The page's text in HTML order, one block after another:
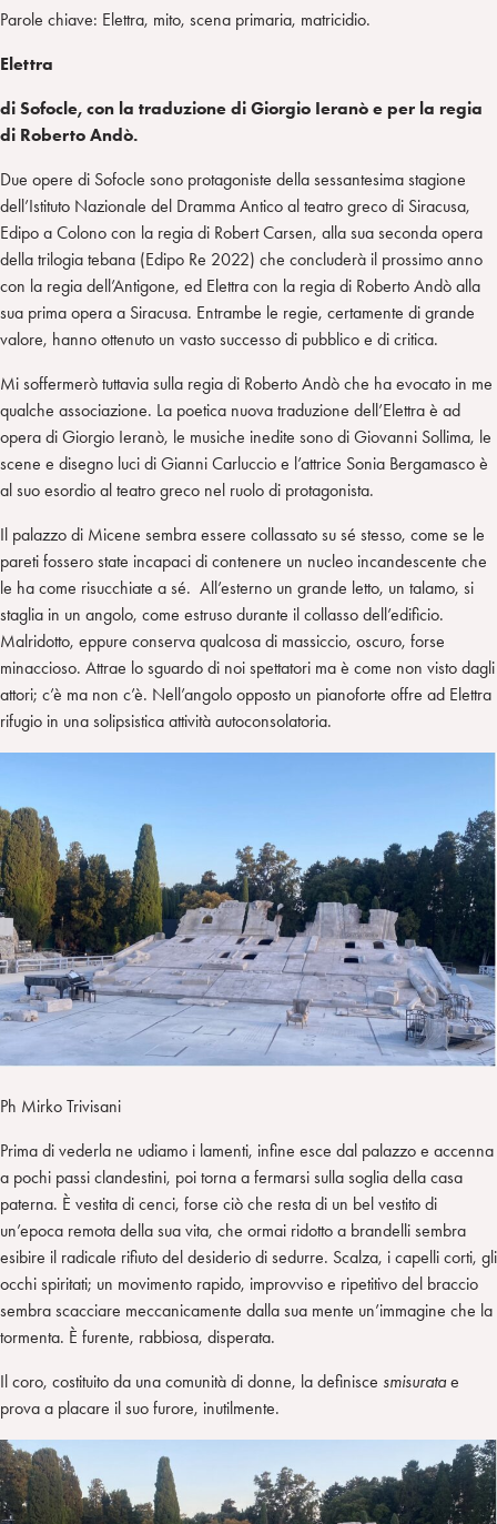
Parole chiave: Elettra, mito, scena primaria, matricidio.
Elettra
di Sofocle, con la traduzione di Giorgio Ieranò e per la regia
di Roberto Andò.
Due opere di Sofocle sono protagoniste della sessantesima stagione
dell’Istituto Nazionale del Dramma Antico al teatro greco di Siracusa,
Edipo a Colono con la regia di Robert Carsen, alla sua seconda opera
della trilogia tebana (Edipo Re 2022) che concluderà il prossimo anno
con la regia dell’Antigone, ed Elettra con la regia di Roberto Andò alla
sua prima opera a Siracusa. Entrambe le regie, certamente di grande
valore, hanno ottenuto un vasto successo di pubblico e di critica.
Mi soffermerò tuttavia sulla regia di Roberto Andò che ha evocato in me
qualche associazione. La poetica nuova traduzione dell’Elettra è ad
opera di Giorgio Ieranò, le musiche inedite sono di Giovanni Sollima, le
scene e disegno luci di Gianni Carluccio e l’attrice Sonia Bergamasco è
al suo esordio al teatro greco nel ruolo di protagonista.
Il palazzo di Micene sembra essere collassato su sé stesso, come se le
pareti fossero state incapaci di contenere un nucleo incandescente che
le ha come risucchiate a sé. All’esterno un grande letto, un talamo, si
staglia in un angolo, come estruso durante il collasso dell’edificio.
Malridotto, eppure conserva qualcosa di massiccio, oscuro, forse
minaccioso. Attrae lo sguardo di noi spettatori ma è come non visto dagli
attori; c’è ma non c’è. Nell’angolo opposto un pianoforte offre ad Elettra
rifugio in una solipsistica attività autoconsolatoria.
Ph Mirko Trivisani
Prima di vederla ne udiamo i lamenti, infine esce dal palazzo e accenna
a pochi passi clandestini, poi torna a fermarsi sulla soglia della casa
paterna. È vestita di cenci, forse ciò che resta di un bel vestito di
un’epoca remota della sua vita, che ormai ridotto a brandelli sembra
esibire il radicale rifiuto del desiderio di sedurre. Scalza, i capelli corti, gli
occhi spiritati; un movimento rapido, improvviso e ripetitivo del braccio
sembra scacciare meccanicamente dalla sua mente un’immagine che la
tormenta. È furente, rabbiosa, disperata.
Il coro, costituito da una comunità di donne, la definisce smisuratae
prova a placare il suo furore, inutilmente.